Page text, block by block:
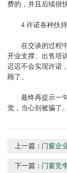
费的，并且后续很
4.许诺各种扶
在交谈的过程
开业支撑、出售培
迟迟不会实现许诺
顾了。
最终再提示一
觉，当心别被骗了。
上一篇： 门窗企
下一篇： 门窗竞